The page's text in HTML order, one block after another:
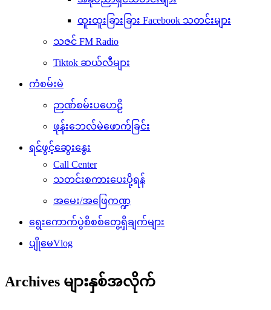
ထူးထူးခြားခြား Facebook သတင်းများ
သဇင် FM Radio
Tiktok ဆယ်လီများ
ကံစမ်းမဲ
ဉာဏ်စမ်းပဟေဠိ
ဖုန်းဘေလ်မဲဖောက်ခြင်း
ရင်ဖွင့်ဆွေးနွေး
Call Center
သတင်းစကားပေးပို့ရန်
အမေး/အဖြေကဏ္ဍ
ရွေးကောက်ပွဲစိစစ်တွေ့ရှိချက်များ
ပျိုမေVlog
Archives များနှစ်အလိုက်